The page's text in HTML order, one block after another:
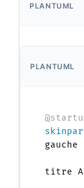
PLANTUML
PLANTUML
titre